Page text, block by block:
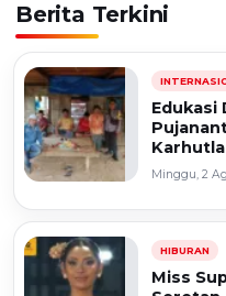
Berita Terkini
Edukasi
Karhutla
Minggu, 2
HIBURAN
Miss